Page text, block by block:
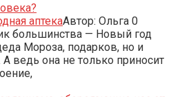
аптекаАвтор: Ольга 0
большинства — Новый год
Мороза, подарков, но и
ведь она не только приносит